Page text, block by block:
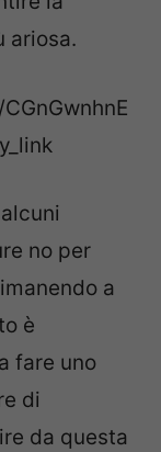
ariosa.
no per
a
è
fare uno
di
da questa